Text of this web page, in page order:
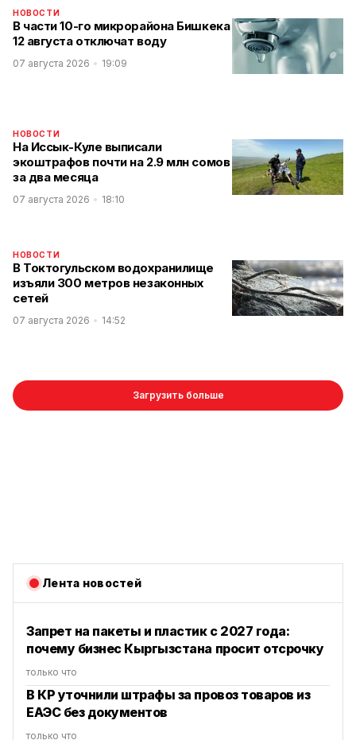
НОВОСТИ
В части 10-го микрорайона Бишкека
12 августа отключат воду
07 августа 2026 19:09
НОВОСТИ
На Иссык-Куле выписали
экоштрафов почти на 2.9 млн сомов
за два месяца
07 августа 2026 18:10
НОВОСТИ
В Токтогульском водохранилище
изъяли 300 метров незаконных
сетей
07 августа 2026 14:52
Загрузить больше
Лента новостей
Запрет на пакеты и пластик с 2027 года:
почему бизнес Кыргызстана просит отсрочку
только что
В КР уточнили штрафы за провоз товаров из
ЕАЭС без документов
только что